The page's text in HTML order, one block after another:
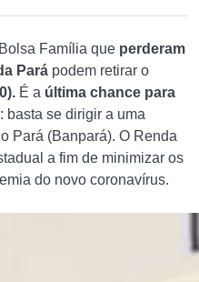
Família que perderam
Pará podem retirar o
É a última chance para
basta se dirigir a uma
Pará (Banpará). O Renda
a fim de minimizar os
do novo coronavírus.